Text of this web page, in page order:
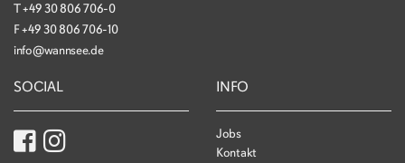
T+49 30 806 706-0
F+49 30 806 706-10
info@wannsee.de
SOCIAL INFO
Jobs
Kontakt